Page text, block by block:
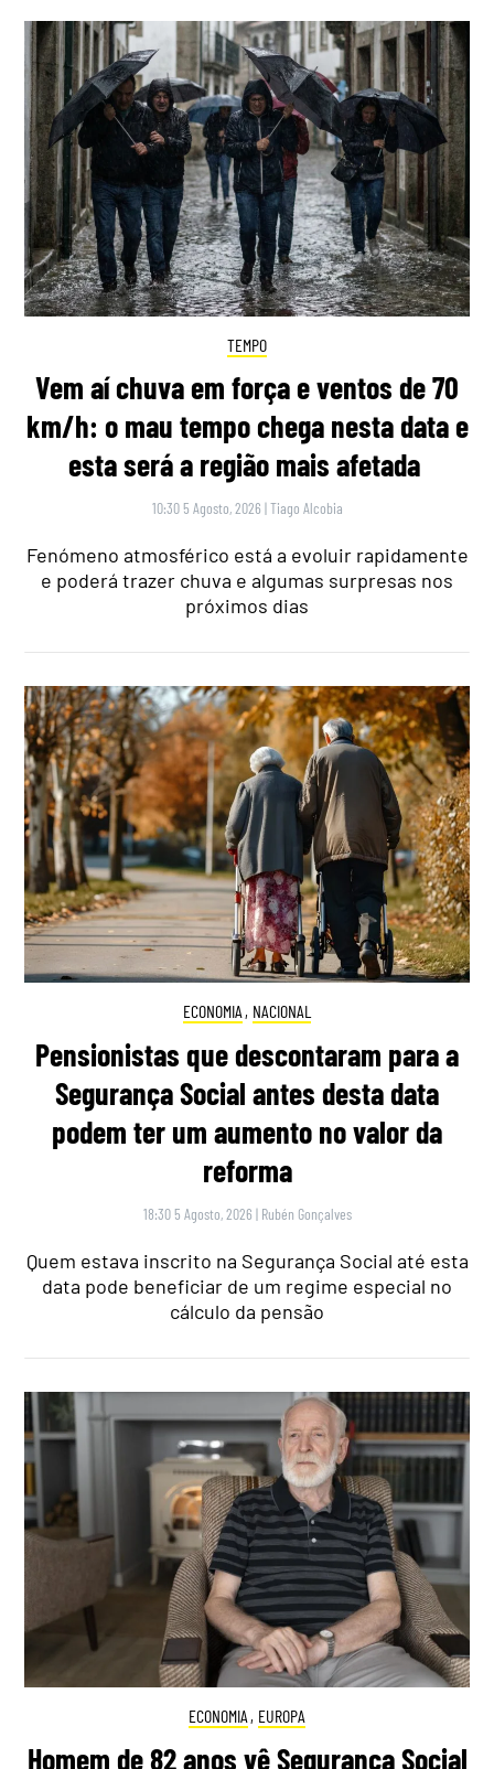
TEMPO
Vem aí chuva em força e ventos de 70
km/h: o mau tempo chega nesta data e
esta será a região mais afetada
10:30 5 Agosto, 2026 |Tiago Alcobia
Fenómeno atmosférico está a evoluir rapidamente
e poderá trazer chuva e algumas surpresas nos
próximos dias
ECONOMIA , NACIONAL
Pensionistas que descontaram para a
Segurança Social antes desta data
podem ter um aumento no valor da
reforma
18:30 5 Agosto, 2026 | Rubén Gonçalves
Quem estava inscrito na Segurança Social até esta
data pode beneficiar de um regime especial no
cálculo da pensão
ECONOMIA , EUROPA
Homem de 82 anos vê Segurança Social